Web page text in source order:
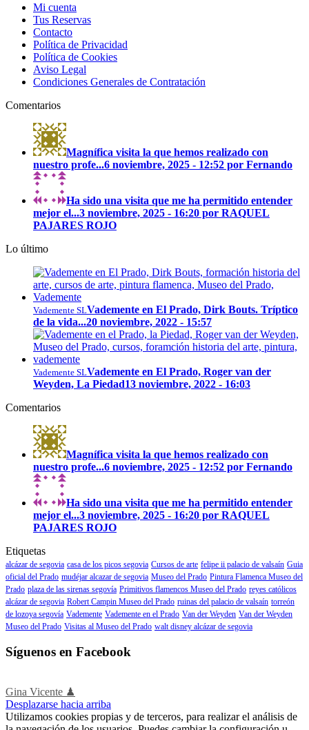
Mi cuenta
Tus Reservas
Contacto
Política de Privacidad
Política de Cookies
Aviso Legal
Condiciones Generales de Contratación
Comentarios
Magnífica visita la que hemos realizado con
nuestro profe...6 noviembre, 2025 - 12:52 por Fernando
Ha sido una visita que me ha permitido entender
mejor el...3 noviembre, 2025 - 16:20 por RAQUEL
PAJARES ROJO
Lo último
Vademente SLVademente en El Prado, Dirk Bouts. Tríptico
de la vida...20 noviembre, 2022 - 15:57
Vademente SLVademente en El Prado, Roger van der
Weyden, La Piedad13 noviembre, 2022 - 16:03
Comentarios
Magnífica visita la que hemos realizado con
nuestro profe...6 noviembre, 2025 - 12:52 por Fernando
Ha sido una visita que me ha permitido entender
mejor el...3 noviembre, 2025 - 16:20 por RAQUEL
PAJARES ROJO
Etiquetas
alcázar de segovia casa de los picos segovia Cursos de arte felipe ii palacio de valsaín Guia
oficial del Prado mudéjar alcazar de segovia Museo del Prado Pintura Flamenca Museo del
Prado plaza de las sirenas segovía Primitivos flamencos Museo del Prado reyes católicos
alcázar de segovia Robert Campin Museo del Prado ruinas del palacio de valsaín torreón
de lozoya segovía Vademente Vademente en el Prado Van der Weyden Van der Weyden
Museo del Prado Visitas al Museo del Prado walt disney alcázar de segovia
Síguenos en Facebook
Gina Vicente ♟
Desplazarse hacia arriba
Utilizamos cookies propias y de terceros, para realizar el análisis de